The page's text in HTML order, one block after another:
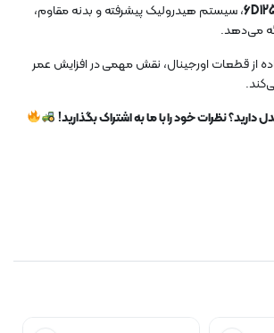
، سیستم هیدرولیک پیشرفته و بدنه مقاوم،
می‌دهد.
از قطعات اورجینال، نقش مهمی در افزایش عمر
دارید؟ نظرات خود را با ما به اشتراک بگذارید!